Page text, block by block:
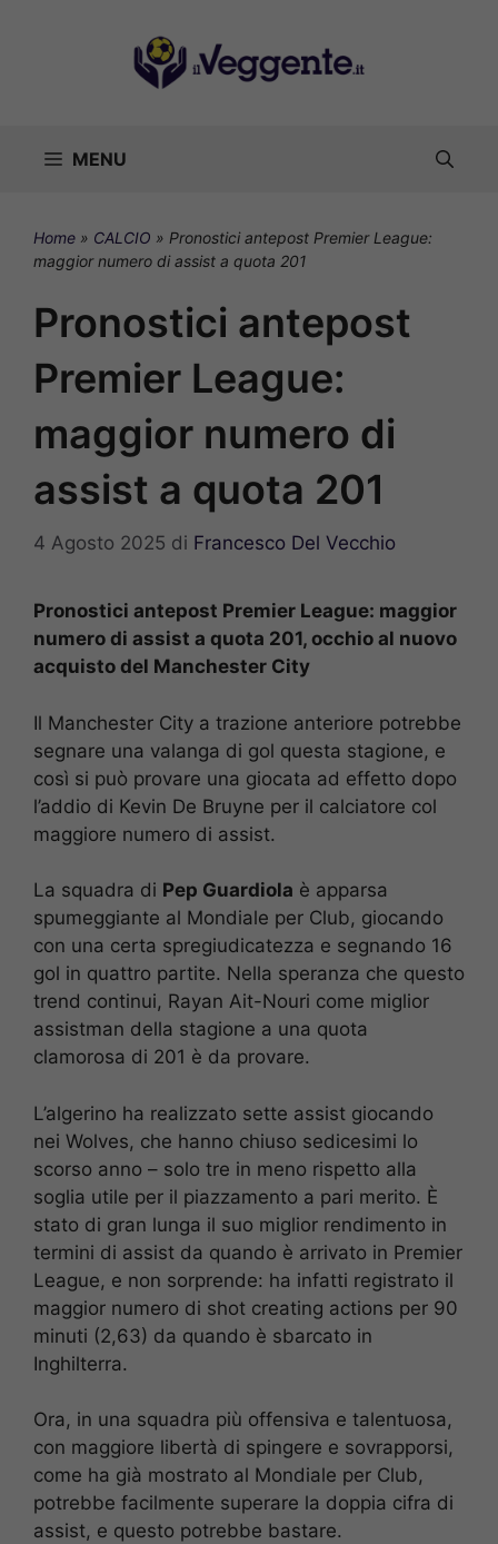
MENU
Home » CALCIO » Pronostici antepost Premier League:
maggior numero di assist a quota 201
Pronostici antepost
Premier League:
maggior numero di
assist a quota 201
4 Agosto 2025 di Francesco Del Vecchio
Pronostici antepost Premier League: maggior
numero di assist a quota 201, occhio al nuovo
acquisto del Manchester City
Il Manchester City a trazione anteriore potrebbe
segnare una valanga di gol questa stagione, e
così si può provare una giocata ad effetto dopo
l’addio di Kevin De Bruyne per il calciatore col
maggiore numero di assist.
La squadra di Pep Guardiola è apparsa
spumeggiante al Mondiale per Club, giocando
con una certa spregiudicatezza e segnando 16
gol in quattro partite. Nella speranza che questo
trend continui, Rayan Ait-Nouri come miglior
assistman della stagione a una quota
clamorosa di 201 è da provare.
L’algerino ha realizzato sette assist giocando
nei Wolves, che hanno chiuso sedicesimi lo
scorso anno – solo tre in meno rispetto alla
soglia utile per il piazzamento a pari merito. È
stato di gran lunga il suo miglior rendimento in
termini di assist da quando è arrivato in Premier
League, e non sorprende: ha infatti registrato il
maggior numero di shot creating actions per 90
minuti (2,63) da quando è sbarcato in
Inghilterra.
Ora, in una squadra più offensiva e talentuosa,
con maggiore libertà di spingere e sovrapporsi,
come ha già mostrato al Mondiale per Club,
potrebbe facilmente superare la doppia cifra di
assist, e questo potrebbe bastare.